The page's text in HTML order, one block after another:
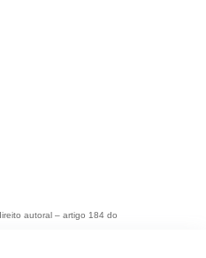
autoral – artigo 184 do